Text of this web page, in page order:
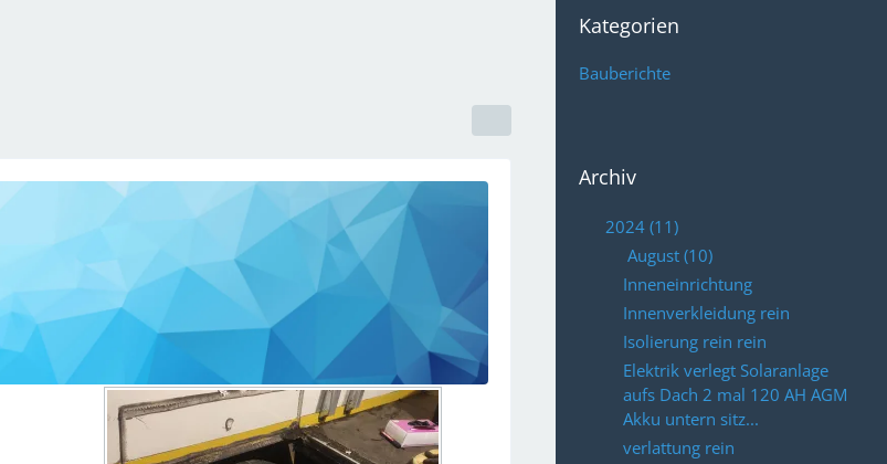
Kategorien
Bauberichte
Archiv
2024 (11)
August (10)
Inneneinrichtung
Innenverkleidung rein
Isolierung rein rein
Elektrik verlegt Solaranlage
aufs Dach 2 mal 120 AH AGM
Akku untern sitz...
verlattung rein